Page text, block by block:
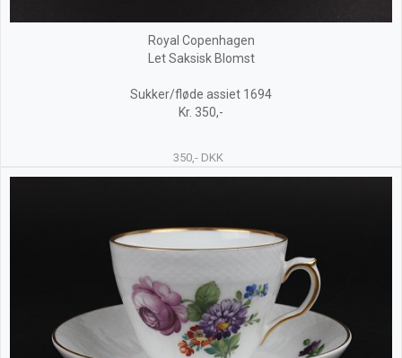
Royal Copenhagen
Let Saksisk Blomst
Sukker/fløde assiet 1694
Kr. 350,-
350,- DKK